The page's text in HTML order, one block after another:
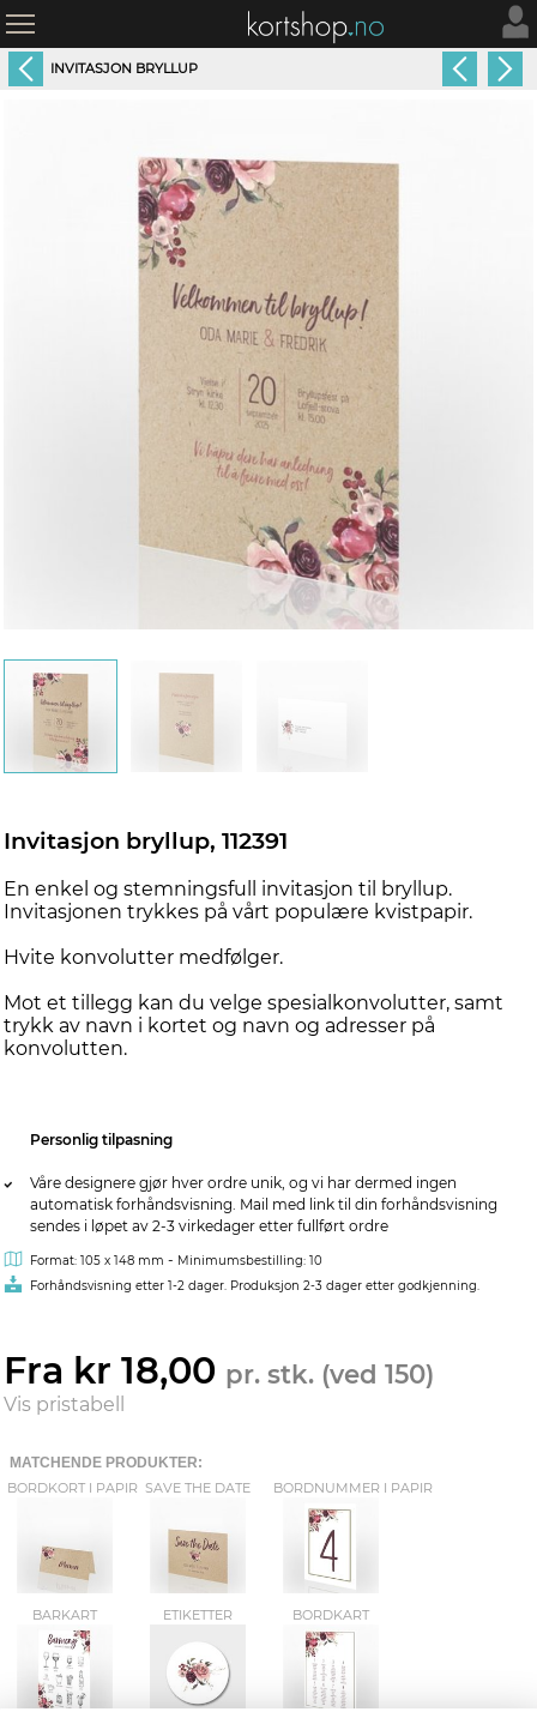
INVITASJON BRYLLUP
Invitasjon bryllup, 112391
En enkel og stemningsfull invitasjon til bryllup.
Invitasjonen trykkes på vårt populære kvistpapir.
Hvite konvolutter medfølger.
Mot et tillegg kan du velge spesialkonvolutter, samt
trykk av navn i kortet og navn og adresser på
konvolutten.
Personlig tilpasning
Våre designere gjør hver ordre unik, og vi har dermed ingen
automatisk forhåndsvisning. Mail med link til din forhåndsvisning
sendes i løpet av 2-3 virkedager etter fullført ordre
Format: 105 x 148 mm - Minimumsbestilling: 10
Forhåndsvisning etter 1-2 dager. Produksjon 2-3 dager etter godkjenning.
Fra kr 18,00 pr. stk. (ved 150)
Vis pristabell
MATCHENDE PRODUKTER:
BORDKORT I PAPIR SAVE THE DATE BORDNUMMER I PAPIR
BARKART ETIKETTER BORDKART